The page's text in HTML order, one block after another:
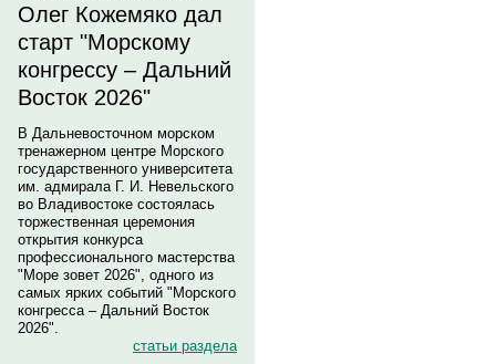
Олег Кожемяко дал
старт "Морскому
конгрессу – Дальний
Восток 2026"
В Дальневосточном морском
тренажерном центре Морского
государственного университета
им. адмирала Г. И. Невельского
во Владивостоке состоялась
торжественная церемония
открытия конкурса
профессионального мастерства
"Море зовет 2026", одного из
самых ярких событий "Морского
конгресса – Дальний Восток
2026".
статьи раздела